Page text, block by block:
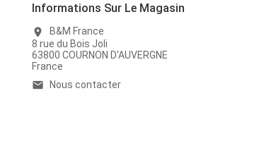
Informations Sur Le Magasin
location_on
B&M France
8 rue du Bois Joli
63800 COURNON D'AUVERGNE
France
email Nous contacter